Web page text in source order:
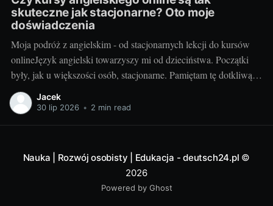
skuteczne jak stacjonarne? Oto moje
doświadczenia
Moja podróż z angielskim - od stacjonarnych lekcji do kursów
onlineJęzyk angielski towarzyszy mi od dzieciństwa. Początki
były, jak u większości osób, stacjonarne. Pamiętam tę dotkliwą
niechęć do porannego wstawania, pendolowania do szkoły i
powrotów w gorszym nastroju, niż w momencie wyjścia.
Jacek
30 lip 2026 • 2 min read
Nauka | Rozwój osobisty | Edukacja - deutsch24.pl ©
2026
Powered by Ghost